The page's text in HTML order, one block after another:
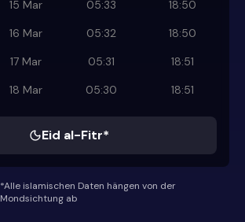
15 Mar 05:33
18:50
16 Mar 05:32
18:50
17 Mar 05:31
18:51
18 Mar 05:30 18:51
Eid al-Fitr*
*Alle islamischen Daten hängen von der
Mondsichtung ab